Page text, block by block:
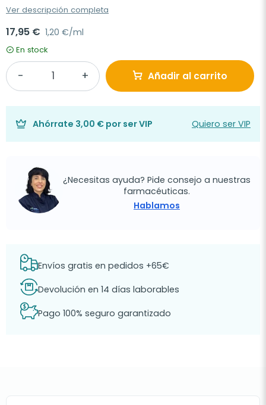
Ver descripción completa
17,95 € 1,20 €/ml
En stock
Añadir al carrito
Ahórrate 3,00 € por ser VIP Quiero ser VIP
¿Necesitas ayuda? Pide consejo a nuestras
farmacéuticas.
Hablamos
Envíos gratis en pedidos +65€
Devolución en 14 días laborables
Pago 100% seguro garantizado